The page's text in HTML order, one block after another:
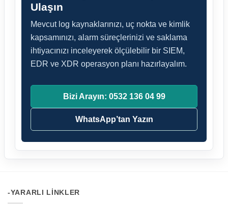
Ulaşın
Mevcut log kaynaklarınızı, uç nokta ve kimlik
kapsamınızı, alarm süreçlerinizi ve saklama
ihtiyacınızı inceleyerek ölçülebilir bir SIEM,
EDR ve XDR operasyon planı hazırlayalım.
Bizi Arayın: 0532 136 04 99
WhatsApp’tan Yazın
-YARARLI LINKLER